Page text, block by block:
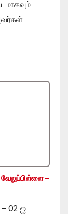
வேலுப்பிள்ளை –
– 02 ஐ